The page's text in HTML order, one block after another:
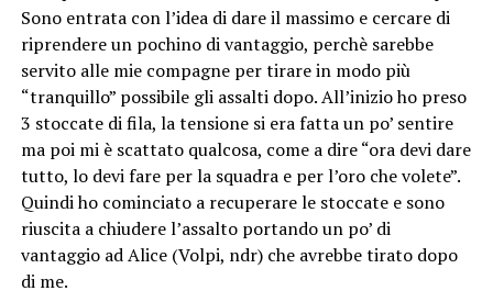
Sono entrata con l’idea di dare il massimo e cercare di
riprendere un pochino di vantaggio, perchè sarebbe
servito alle mie compagne per tirare in modo più
“tranquillo” possibile gli assalti dopo. All’inizio ho preso
3 stoccate di fila, la tensione si era fatta un po’ sentire
ma poi mi è scattato qualcosa, come a dire “ora devi dare
tutto, lo devi fare per la squadra e per l’oro che volete”.
Quindi ho cominciato a recuperare le stoccate e sono
riuscita a chiudere l’assalto portando un po’ di
vantaggio ad Alice (Volpi, ndr) che avrebbe tirato dopo
di me.